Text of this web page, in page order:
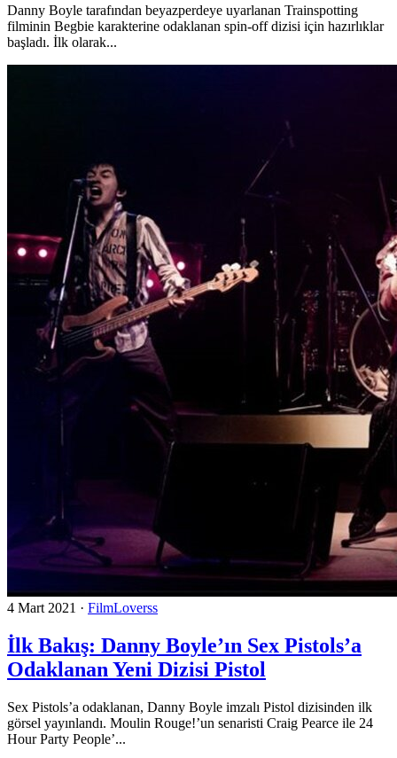
Danny Boyle tarafından beyazperdeye uyarlanan Trainspotting
filminin Begbie karakterine odaklanan spin-off dizisi için hazırlıklar
başladı. İlk olarak...
4 Mart 2021 · FilmLoverss
İlk Bakış: Danny Boyle’ın Sex Pistols’a
Odaklanan Yeni Dizisi Pistol
Sex Pistols’a odaklanan, Danny Boyle imzalı Pistol dizisinden ilk
görsel yayınlandı. Moulin Rouge!’un senaristi Craig Pearce ile 24
Hour Party People’...